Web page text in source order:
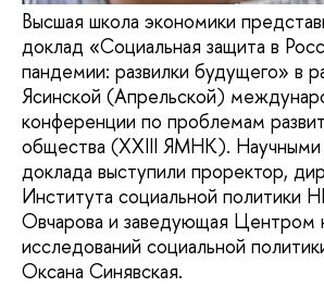
Высшая школа экономики
доклад «Социальная защита в
пандемии: развилки будущего» в
Ясинской (Апрельской)
конференции по проблемам
общества (XXIII ЯМНК). Научными
доклада выступили проректор,
Института социальной
Овчарова и заведующая Центром
исследований социальной
Оксана Синявская.